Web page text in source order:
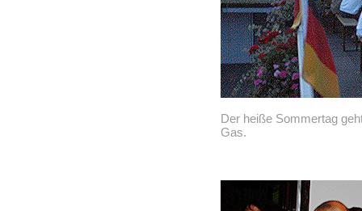
Der heiße Sommertag
Gas.